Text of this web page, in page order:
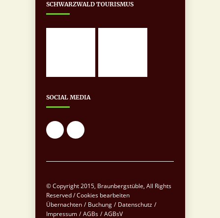
SCHWARZWALD TOURISMUS
SOCIAL MEDIA
© Copyright 2015, Braunbergstüble, All Rights
Reserved /Cookies bearbeiten
Übernachten / Buchung / Datenschutz /
Impressum / AGBs / AGBsV